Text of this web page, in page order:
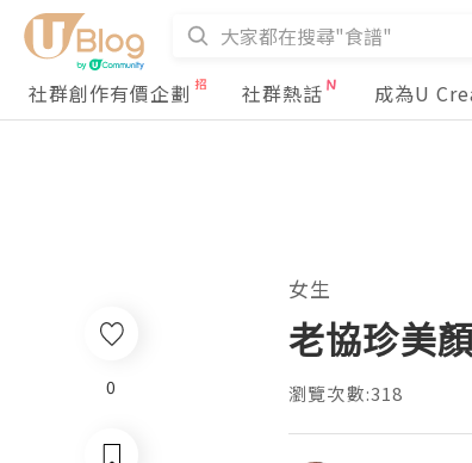
社群創作有價企劃
社群熱話 成為U
0
女生
老協珍美
瀏覽次數:318